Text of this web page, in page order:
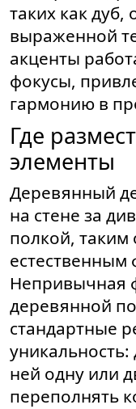
таких как дуб,
выраженной
акценты
фокусы,
гармонию в
Где
элементы
Деревянный
на стене за
полкой, таким
Непривычная
деревянной
стандартные
уникальность:
ней одну или
переполнять